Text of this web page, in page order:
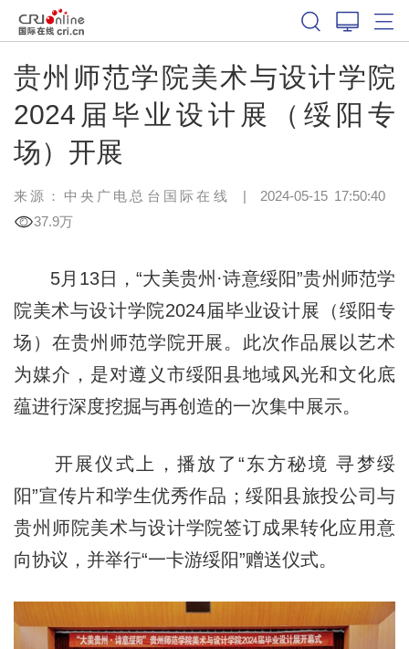
贵州师范学院美术与设计学院
2024届毕业设计展（绥阳专
场）开展
来源：中央广电总台国际在线 | 2024-05-15 17:50:40
37.9万
5月13日，“大美贵州·诗意绥阳”贵州师范学
院美术与设计学院2024届毕业设计展（绥阳专
场）在贵州师范学院开展。此次作品展以艺术
为媒介，是对遵义市绥阳县地域风光和文化底
蕴进行深度挖掘与再创造的一次集中展示。
开展仪式上，播放了“东方秘境 寻梦绥
阳”宣传片和学生优秀作品；绥阳县旅投公司与
贵州师院美术与设计学院签订成果转化应用意
向协议，并举行“一卡游绥阳”赠送仪式。